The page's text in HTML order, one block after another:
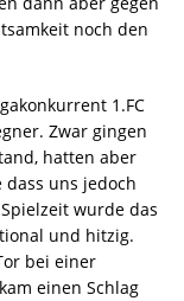
noch den
1.FC
Zwar gingen
hatten aber
uns jedoch
wurde das
und hitzig.
bei einer
einen Schlag